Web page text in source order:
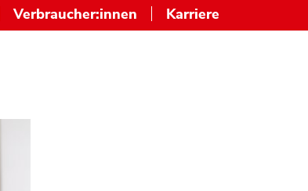
Verbraucher:innen Karriere